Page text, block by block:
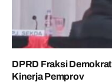
DPRD Fraksi
Kinerja Pemprov